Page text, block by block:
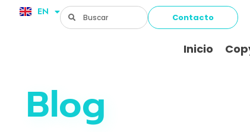
EN
FR Contacto
Inicio
Blog